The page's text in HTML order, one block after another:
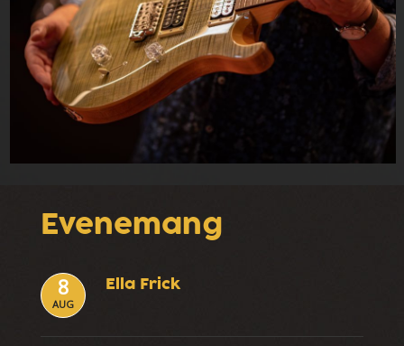
Evenemang
8
AUG
Ella Frick